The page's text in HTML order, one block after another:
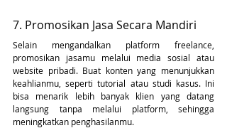
7. Promosikan Jasa Secara Mandiri
Selain mengandalkan platform freelance,
promosikan jasamu melalui media sosial atau
website pribadi. Buat konten yang menunjukkan
keahlianmu, seperti tutorial atau studi kasus. Ini
bisa menarik lebih banyak klien yang datang
langsung tanpa melalui platform, sehingga
meningkatkan penghasilanmu.